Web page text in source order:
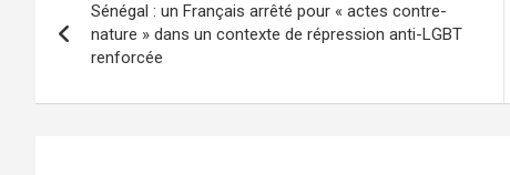
de
Sénégal : un Français arrêté pour « actes contre-
nature » dans un contexte de répression anti-LGBT
renforcée